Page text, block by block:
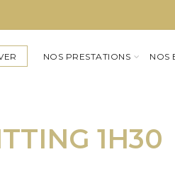
NOS PRESTATIONS NOS
1H30